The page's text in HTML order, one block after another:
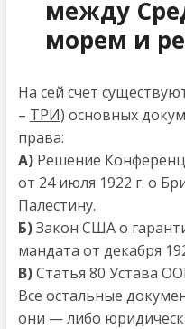
между
морем и
На сей счет
– ТРИ) основных
права:
А)Решение
от 24 июля 1922 г. о
Палестину.
Б)Закон США о
мандата от декабря
В)Статья 80 Устава
Все остальные
они — либо